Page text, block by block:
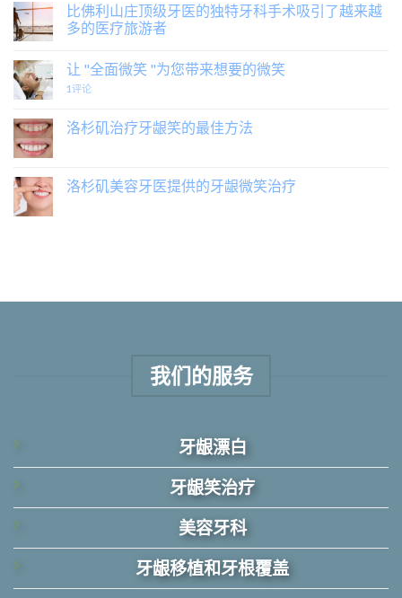
比佛利山庄顶级牙医的独特牙科手术吸引了越来越
多的医疗旅游者
让 "全面微笑 "为您带来想要的微笑
1评论
洛杉矶治疗牙龈笑的最佳方法
洛杉矶美容牙医提供的牙龈微笑治疗
我们的服务
牙龈漂白
牙龈笑治疗
美容牙科
牙龈移植和牙根覆盖